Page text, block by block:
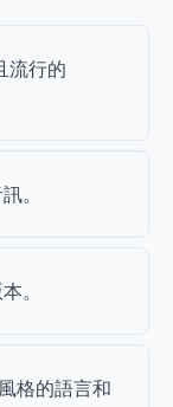
流行的
。
。
格的語言和